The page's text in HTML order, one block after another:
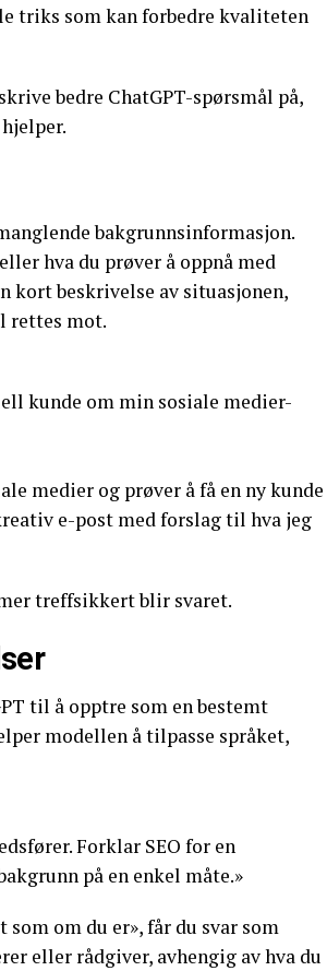
triks som kan forbedre kvaliteten
bedre ChatGPT-spørsmål på,
bakgrunnsinformasjon.
hva du prøver å oppnå med
kort beskrivelse av situasjonen,
rettes mot.
kunde om min sosiale medier-
medier og prøver å få en ny kunde
e-post med forslag til hva jeg
treffsikkert blir svaret.
til å opptre som en bestemt
modellen å tilpasse språket,
Forklar SEO for en
på en enkel måte.»
om du er», får du svar som
eller rådgiver, avhengig av hva du